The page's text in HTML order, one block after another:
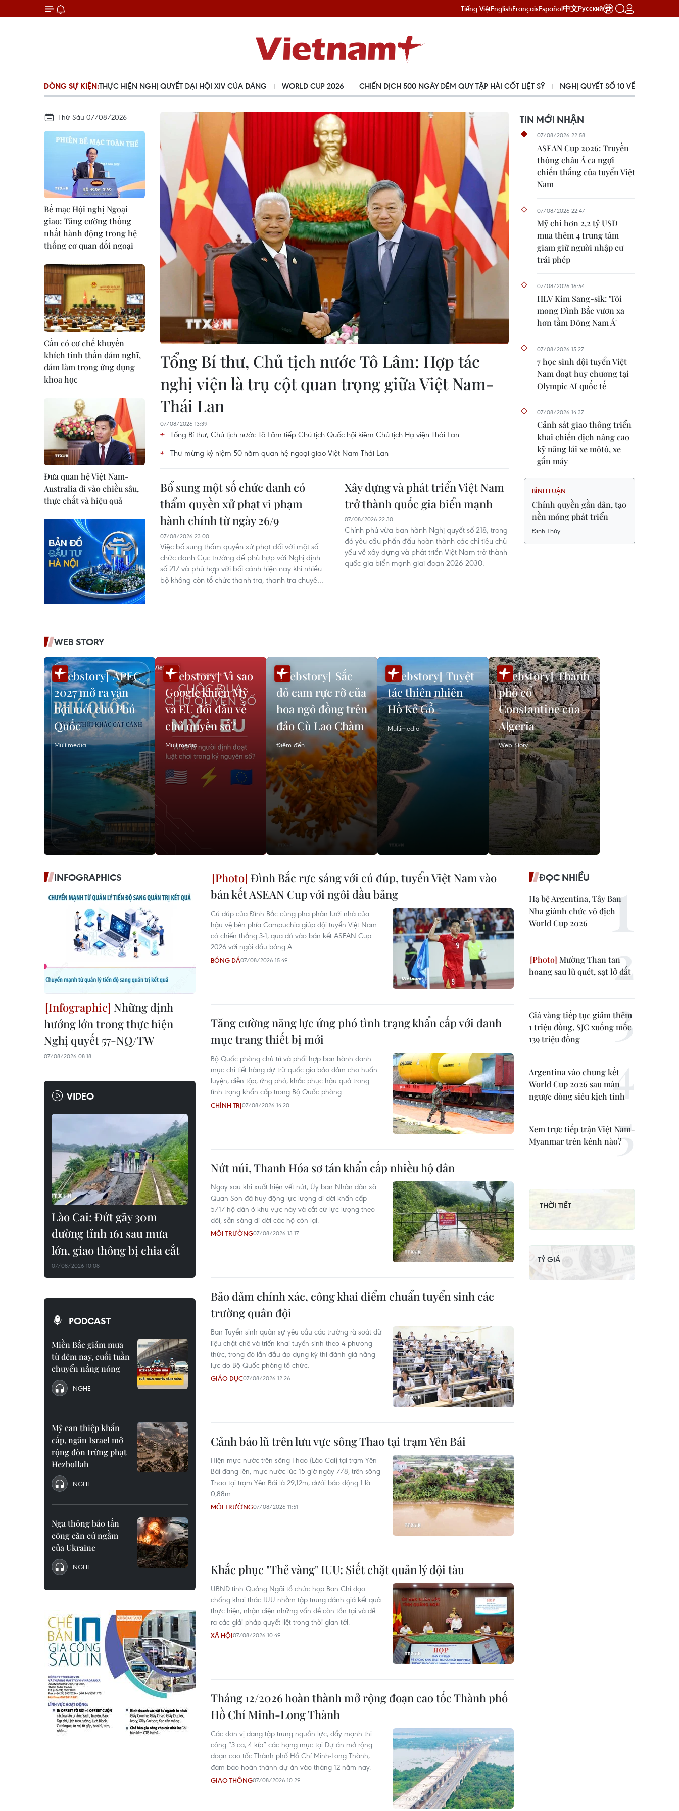
Tiếng ViệtEnglishFrançaisEspañol中文Русский
DÒNG SỰ KIỆN:
ĐẠI HỘI XIV CỦA ĐẢNG WORLD CUP 2026 CHIẾN DỊCH 500 NGÀY ĐÊM QUY TẬP HÀI CỐT LIỆT SỸ NGHỊ QUYẾT SỐ 10 VỀ PHÁT TRIỂN KINH TẾ CÓ VỐN ĐẦU TƯ NƯỚC NGOÀI
Thứ Sáu 07/08/2026
Bế mạc Hội nghị Ngoại
giao: Tăng cường thống
nhất hành động trong hệ
thống cơ quan đối ngoại
Cần có cơ chế khuyến
khích tinh thần dám nghĩ,
dám làm trong ứng dụng
khoa học
Đưa quan hệ Việt Nam-
Australia đi vào chiều sâu,
thực chất và hiệu quả
Tổng Bí thư, Chủ tịch nước Tô Lâm: Hợp tác
nghị viện là trụ cột quan trọng giữa Việt Nam-
Thái Lan
07/08/2026 13:39
Tổng Bí thư, Chủ tịch nước Tô Lâm tiếp Chủ tịch Quốc hội kiêm Chủ tịch Hạ viện Thái Lan
Thư mừng kỷ niệm 50 năm quan hệ ngoại giao Việt Nam-Thái Lan
Bổ sung một số chức danh có
thẩm quyền xử phạt vi phạm
hành chính từ ngày 26/9
07/08/2026 23:00
Việc bổ sung thẩm quyền xử phạt đối với một số
chức danh Cục trưởng để phù hợp với Nghị định
số 217 và phù hợp với bối cảnh hiện nay khi nhiều
bộ không còn tổ chức thanh tra, thanh tra chuyên
Xây dựng và phát triển Việt Nam
trở thành quốc gia biển mạnh
07/08/2026 22:30
Chính phủ vừa ban hành Nghị quyết số 218, trong
đó yêu cầu phấn đấu hoàn thành các chỉ tiêu chủ
yếu về xây dựng và phát triển Việt Nam trở thành
quốc gia biển mạnh giai đoạn 2026-2030.
TIN MỚI NHẬN
07/08/2026 22:58
ASEAN Cup 2026: Truyền
thông châu Á ca ngợi
chiến thắng của tuyển Việt
Nam
07/08/2026 22:47
Mỹ chi hơn 2,2 tỷ USD
mua thêm 4 trung tâm
giam giữ người nhập cư
trái phép
07/08/2026 16:54
HLV Kim Sang-sik: 'Tôi
mong Đình Bắc vươn xa
hơn tầm Đông Nam Á'
07/08/2026 15:27
7 học sinh đội tuyển Việt
Nam đoạt huy chương tại
Olympic AI quốc tế
07/08/2026 14:37
Cảnh sát giao thông triển
khai chiến dịch nâng cao
kỹ năng lái xe môtô, xe
gắn máy
BÌNH LUẬN
Chính quyền gần dân, tạo
nền móng phát triển
Đinh Thùy
WEB STORY
APEC
2027 mở ra vận
hội mới cho Phú
Quốc
Multimedia
Vì sao
Google khiến Mỹ
và EU đối đầu về
chủ quyền số?
Multimedia
Sắc
đỏ cam rực rỡ của
hoa ngô đồng trên
đảo Cù Lao Chàm
Điểm đến
Tuyệt
tác thiên nhiên
Hồ Kẻ Gỗ
Multimedia
Thành
phố cổ
Constantine của
Algeria
Web Story
INFOGRAPHICS
Những định
hướng lớn trong thực hiện
Nghị quyết 57-NQ/TW
07/08/2026 08:18
VIDEO
Lào Cai: Đứt gãy 30m
đường tỉnh 161 sau mưa
lớn, giao thông bị chia cắt
07/08/2026 10:08
PODCAST
Miền Bắc giảm mưa
từ đêm nay, cuối tuần
chuyển nắng nóng
NGHE
Mỹ can thiệp khẩn
cấp, ngăn Israel mở
rộng đòn trừng phạt
Hezbollah
NGHE
Nga thông báo tấn
công căn cứ ngầm
của Ukraine
NGHE
Đình Bắc rực sáng với cú đúp, tuyển Việt Nam vào
bán kết ASEAN Cup với ngôi đầu bảng
Cú đúp của Đình Bắc cùng pha phản lưới nhà của
hậu vệ bên phía Campuchia giúp đội tuyển Việt Nam
có chiến thắng 3-1, qua đó vào bán kết ASEAN Cup
2026 với ngôi đầu bảng A.
BÓNG ĐÁ07/08/2026 15:49
Tăng cường năng lực ứng phó tình trạng khẩn cấp với danh
mục trang thiết bị mới
Bộ Quốc phòng chủ trì và phối hợp ban hành danh
mục chi tiết hàng dự trữ quốc gia bảo đảm cho huấn
luyện, diễn tập, ứng phó, khắc phục hậu quả trong
tình trạng khẩn cấp trong Bộ Quốc phòng.
CHÍNH TRỊ07/08/2026 14:20
Nứt núi, Thanh Hóa sơ tán khẩn cấp nhiều hộ dân
Ngay sau khi xuất hiện vết nứt, Ủy ban Nhân dân xã
Quan Sơn đã huy động lực lượng di dời khẩn cấp
5/17 hộ dân ở khu vực này và cắt cử lực lượng theo
dõi, sẵn sàng di dời các hộ còn lại.
MÔI TRƯỜNG07/08/2026 13:17
Bảo đảm chính xác, công khai điểm chuẩn tuyển sinh các
trường quân đội
Ban Tuyển sinh quân sự yêu cầu các trường rà soát dữ
liệu chặt chẽ và triển khai tuyển sinh theo 4 phương
thức, trong đó lần đầu áp dụng kỳ thi đánh giá năng
lực do Bộ Quốc phòng tổ chức.
GIÁO DỤC07/08/2026 12:26
Cảnh báo lũ trên lưu vực sông Thao tại trạm Yên Bái
Hiện mực nước trên sông Thao (Lào Cai) tại trạm Yên
Bái đang lên, mực nước lúc 15 giờ ngày 7/8, trên sông
Thao tại trạm Yên Bái là 29,12m, dưới báo động 1 là
0,88m.
MÔI TRƯỜNG07/08/2026 11:51
Khắc phục "Thẻ vàng" IUU: Siết chặt quản lý đội tàu
UBND tỉnh Quảng Ngãi tổ chức họp Ban Chỉ đạo
chống khai thác IUU nhằm tập trung đánh giá kết quả
thực hiện, nhận diện những vấn đề còn tồn tại và đề
ra các giải pháp quyết liệt trong thời gian tới.
XÃ HỘI07/08/2026 10:49
Tháng 12/2026 hoàn thành mở rộng đoạn cao tốc Thành phố
Hồ Chí Minh-Long Thành
Các đơn vị đang tập trung nguồn lực, đẩy mạnh thi
công “3 ca, 4 kíp” các hạng mục tại Dự án mở rộng
đoạn cao tốc Thành phố Hồ Chí Minh-Long Thành,
đảm bảo hoàn thành dự án vào tháng 12 năm nay.
GIAO THÔNG07/08/2026 10:29
ĐỌC NHIỀU
Hạ bệ Argentina, Tây Ban
Nha giành chức vô địch
World Cup 2026
Mường Than tan
hoang sau lũ quét, sạt lở đất
Giá vàng tiếp tục giảm thêm
1 triệu đồng, SJC xuống mốc
139 triệu đồng
Argentina vào chung kết
World Cup 2026 sau màn
ngược dòng siêu kịch tính
Xem trực tiếp trận Việt Nam-
Myanmar trên kênh nào?
THỜI TIẾT
TỶ GIÁ